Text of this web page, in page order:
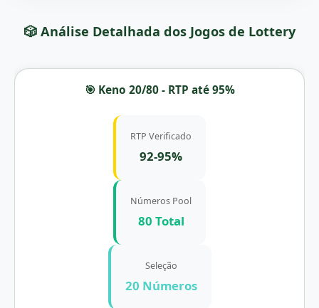
🎲 Análise Detalhada dos Jogos de Lottery
🎯 Keno 20/80 - RTP até 95%
RTP Verificado
92-95%
Números Pool
80 Total
Seleção
20 Números